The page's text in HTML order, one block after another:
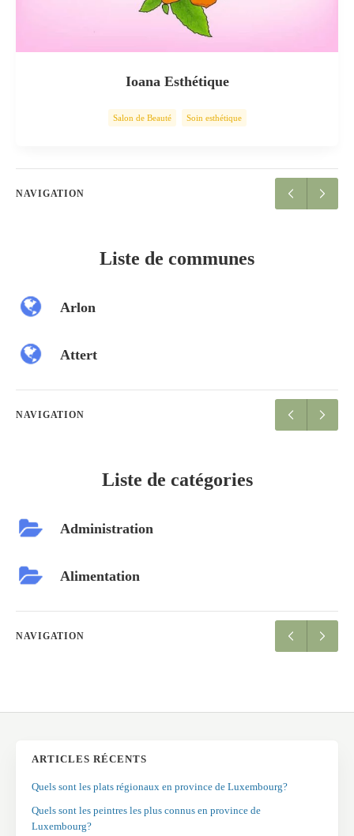
Ioana Esthétique
Salon de Beauté Soin esthétique
NAVIGATION
Liste de communes
Arlon
Attert
NAVIGATION
Liste de catégories
Administration
Alimentation
NAVIGATION
ARTICLES RÉCENTS
Quels sont les plats régionaux en province de Luxembourg?
Quels sont les peintres les plus connus en province de
Luxembourg?